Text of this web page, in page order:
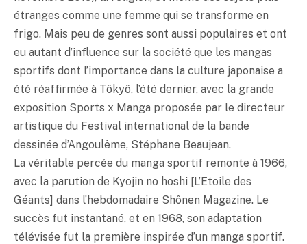
étranges comme une femme qui se transforme en
frigo. Mais peu de genres sont aussi populaires et ont
eu autant d’influence sur la société que les mangas
sportifs dont l’importance dans la culture japonaise a
été réaffirmée à Tôkyô, l’été dernier, avec la grande
exposition Sports x Manga proposée par le directeur
artistique du Festival international de la bande
dessinée d’Angoulême, Stéphane Beaujean.
La véritable percée du manga sportif remonte à 1966,
avec la parution de Kyojin no hoshi [L’Etoile des
Géants] dans l’hebdomadaire Shônen Magazine. Le
succès fut instantané, et en 1968, son adaptation
télévisée fut la première inspirée d’un manga sportif.